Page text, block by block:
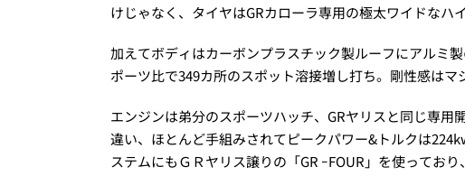
けじゃなく、タイヤはGRカローラ専用の極太ワイドなハ
加えてボディはカーボンプラスチック製ルーフにアルミ
ポーツ比で349カ所のスポット溶接増し打ち。剛性感はマ
エンジンは弟分のスポーツハッチ、GRヤリスと同じ専
違い、ほとんど手組みされてピークパワー&トルクは
ステムにもＧＲヤリス譲りの「GR ｰFOUR」を使ってお